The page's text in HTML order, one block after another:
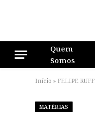
Quem
Somos
Início » FELIPE
MATÉRIAS